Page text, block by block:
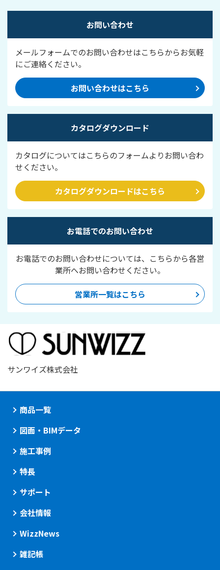
お問い合わせ
メールフォームでのお問い合わせはこちらからお気軽
にご連絡ください。
お問い合わせはこちら
カタログダウンロード
カタログについてはこちらのフォームよりお問い合わ
せください。
カタログダウンロードはこちら
お電話でのお問い合わせ
お電話でのお問い合わせについては、こちらから各営
業所へお問い合わせください。
営業所一覧はこちら
サンワイズ株式会社
商品一覧
図面・BIMデータ
施工事例
特長
サポート
会社情報
WizzNews
雑記帳